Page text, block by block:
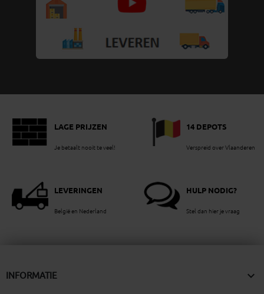
LAGE PRIJZEN
Je betaalt nooit te veel!
14 DEPOTS
Verspreid over Vlaanderen
LEVERINGEN
België en Nederland
HULP NODIG?
Stel dan hier je vraag
INFORMATIE 